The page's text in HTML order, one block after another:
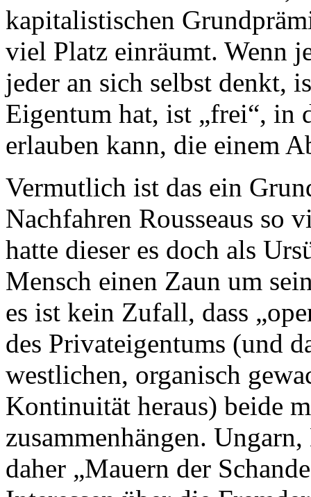
kapitalistischen
viel Platz einräumt. Wenn
jeder an sich selbst denkt,
Eigentum hat, ist „frei“, in
erlauben kann, die einem
Vermutlich ist das ein
Nachfahren Rousseaus so
hatte dieser es doch als
Mensch einen Zaun um
es ist kein Zufall, dass
des Privateigentums (und
westlichen, organisch
Kontinuität heraus) beide
zusammenhängen.
daher „Mauern der